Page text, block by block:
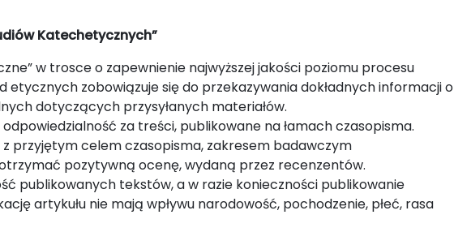
Katechetycznych”
w trosce o zapewnienie najwyższej jakości poziomu procesu
zobowiązuje się do przekazywania dokładnych informacji o
dotyczących przysyłanych materiałów.
za treści, publikowane na łamach czasopisma.
przyjętym celem czasopisma, zakresem badawczym
pozytywną ocenę, wydaną przez recenzentów.
publikowanych tekstów, a w razie konieczności publikowanie
artykułu nie mają wpływu narodowość, pochodzenie, płeć, rasa